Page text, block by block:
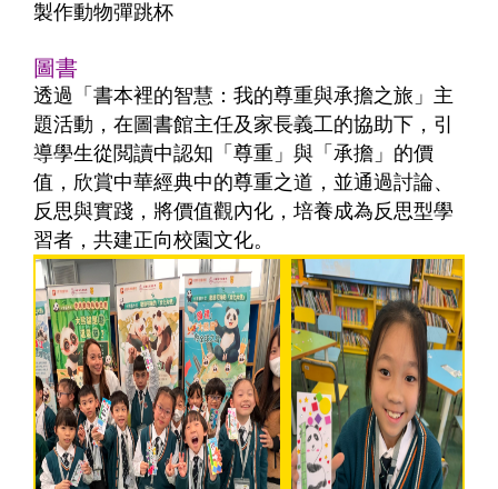
製作動物彈跳杯
圖書
透過「書本裡的智慧：我的尊重與承擔之旅」主
題活動，在圖書館主任及家長義工的協助下，引
導學生從閲讀中認知「尊重」與「承擔」的價
值，欣賞中華經典中的尊重之道，並通過討論、
反思與實踐，將價值觀內化，培養成為反思型學
習者，共建正向校園文化。